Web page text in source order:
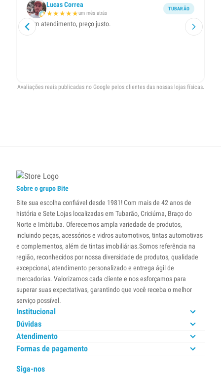
Lucas Correa
★★★★★um mês atrás
TUBARÃO
Bom atendimento, preço justo.
Avaliações reais publicadas no Google pelos clientes das nossas lojas físicas.
Sobre o grupo Bite
Bite sua escolha confiável desde 1981! Com mais de 42 anos de
história e Sete Lojas localizadas em Tubarão, Criciúma, Braço do
Norte e Imbituba. Oferecemos ampla variedade de produtos,
incluindo peças, acessórios e vidros automotivos, tintas automotivas
e complementos, além de tintas imobiliárias.Somos referência na
região, reconhecidos por nossa diversidade de produtos, qualidade
excepcional, atendimento personalizado e entrega ágil de
mercadorias. Valorizamos cada cliente e nos esforçamos para
superar suas expectativas, garantindo que você receba o melhor
serviço possível.
Institucional
Dúvidas
Atendimento
Formas de pagamento
Siga-nos